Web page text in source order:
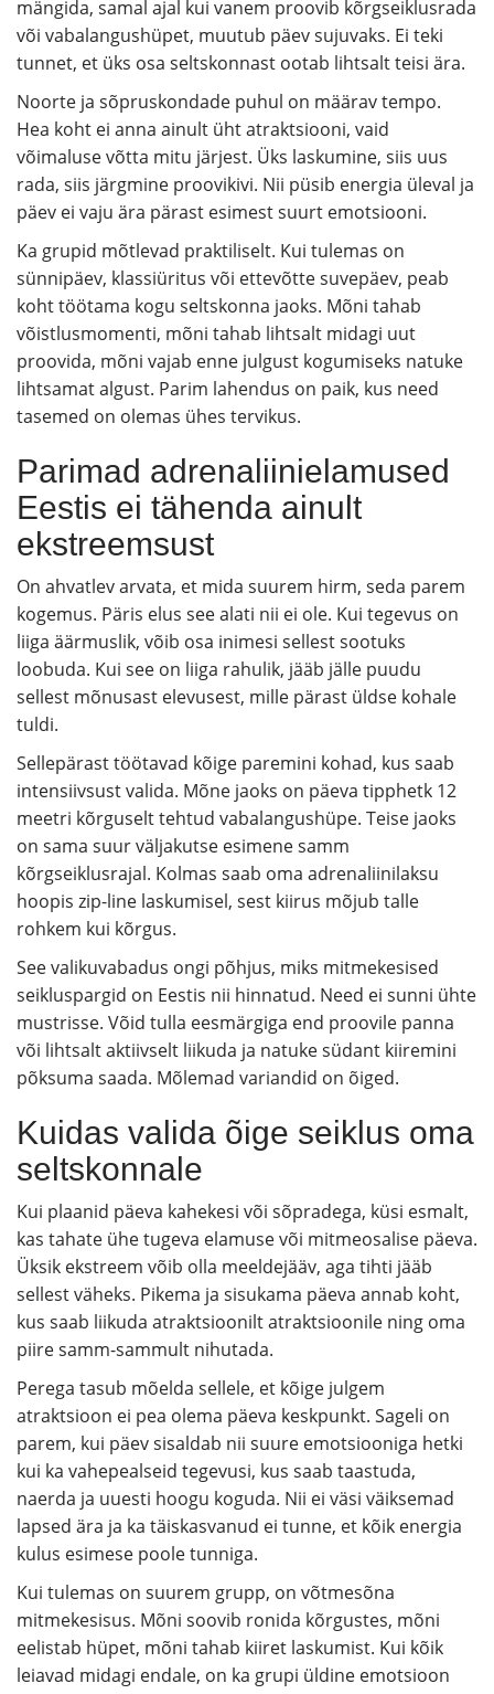
mängida, samal ajal kui vanem proovib kõrgseiklusrada
või vabalangushüpet, muutub päev sujuvaks. Ei teki
tunnet, et üks osa seltskonnast ootab lihtsalt teisi ära.
Noorte ja sõpruskondade puhul on määrav tempo.
Hea koht ei anna ainult üht atraktsiooni, vaid
võimaluse võtta mitu järjest. Üks laskumine, siis uus
rada, siis järgmine proovikivi. Nii püsib energia üleval ja
päev ei vaju ära pärast esimest suurt emotsiooni.
Ka grupid mõtlevad praktiliselt. Kui tulemas on
sünnipäev, klassiüritus või ettevõtte suvepäev, peab
koht töötama kogu seltskonna jaoks. Mõni tahab
võistlusmomenti, mõni tahab lihtsalt midagi uut
proovida, mõni vajab enne julgust kogumiseks natuke
lihtsamat algust. Parim lahendus on paik, kus need
tasemed on olemas ühes tervikus.
Parimad adrenaliinielamused
Eestis ei tähenda ainult
ekstreemsust
On ahvatlev arvata, et mida suurem hirm, seda parem
kogemus. Päris elus see alati nii ei ole. Kui tegevus on
liiga äärmuslik, võib osa inimesi sellest sootuks
loobuda. Kui see on liiga rahulik, jääb jälle puudu
sellest mõnusast elevusest, mille pärast üldse kohale
tuldi.
Sellepärast töötavad kõige paremini kohad, kus saab
intensiivsust valida. Mõne jaoks on päeva tipphetk 12
meetri kõrguselt tehtud vabalangushüpe. Teise jaoks
on sama suur väljakutse esimene samm
kõrgseiklusrajal. Kolmas saab oma adrenaliinilaksu
hoopis zip-line laskumisel, sest kiirus mõjub talle
rohkem kui kõrgus.
See valikuvabadus ongi põhjus, miks mitmekesised
seikluspargid on Eestis nii hinnatud. Need ei sunni ühte
mustrisse. Võid tulla eesmärgiga end proovile panna
või lihtsalt aktiivselt liikuda ja natuke südant kiiremini
põksuma saada. Mõlemad variandid on õiged.
Kuidas valida õige seiklus oma
seltskonnale
Kui plaanid päeva kahekesi või sõpradega, küsi esmalt,
kas tahate ühe tugeva elamuse või mitmeosalise päeva.
Üksik ekstreem võib olla meeldejääv, aga tihti jääb
sellest väheks. Pikema ja sisukama päeva annab koht,
kus saab liikuda atraktsioonilt atraktsioonile ning oma
piire samm-sammult nihutada.
Perega tasub mõelda sellele, et kõige julgem
atraktsioon ei pea olema päeva keskpunkt. Sageli on
parem, kui päev sisaldab nii suure emotsiooniga hetki
kui ka vahepealseid tegevusi, kus saab taastuda,
naerda ja uuesti hoogu koguda. Nii ei väsi väiksemad
lapsed ära ja ka täiskasvanud ei tunne, et kõik energia
kulus esimese poole tunniga.
Kui tulemas on suurem grupp, on võtmesõna
mitmekesisus. Mõni soovib ronida kõrgustes, mõni
eelistab hüpet, mõni tahab kiiret laskumist. Kui kõik
leiavad midagi endale, on ka grupi üldine emotsioon